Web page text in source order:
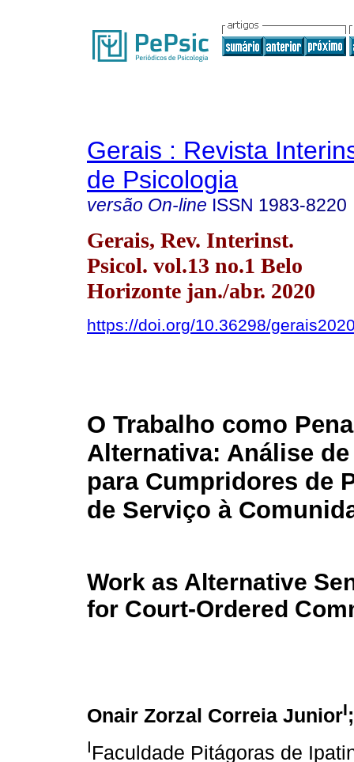
Gerais : Revista
de Psicologia
versão On-line ISSN 1983-8220
Gerais, Rev. Interinst.
Psicol. vol.13 no.1 Belo
Horizonte jan./abr. 2020
https://doi.org/10.36298/
O Trabalho como Pena
Alternativa: Análise
para Cumpridores de
de Serviço à
Work as Alternative
for Court-Ordered
Onair Zorzal Correia JuniorI
IFaculdade Pitágoras de